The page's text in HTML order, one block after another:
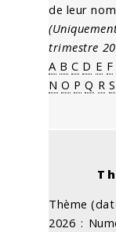
de leur
trimestre
A B C D E F
N O P Q R S
Thème
2026 :